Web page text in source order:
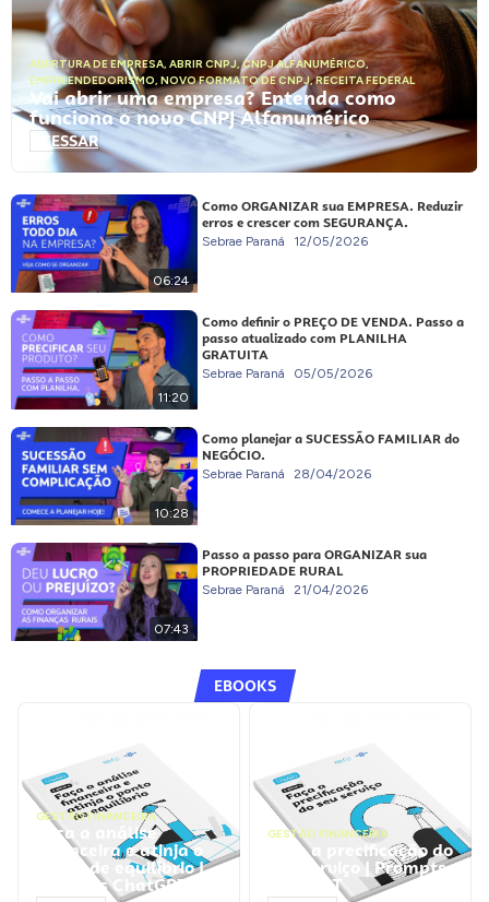
ABERTURA DE EMPRESA, ABRIR CNPJ,CNPJ ALFANUMÉRICO,
EMPREENDEDORISMO, NOVO FORMATO DE CNPJ,RECEITA FEDERAL
Vai abrir uma empresa? Entenda como
funciona o novo CNPJ Alfanumérico
ACESSAR
06:24
Como ORGANIZAR sua EMPRESA. Reduzir
erros e crescer com SEGURANÇA.
Sebrae Paraná 12/05/2026
11:20
Como definir o PREÇO DE VENDA. Passo a
passo atualizado com PLANILHA
GRATUITA
Sebrae Paraná 05/05/2026
10:28
Como planejar a SUCESSÃO FAMILIAR do
NEGÓCIO.
Sebrae Paraná 28/04/2026
07:43
Passo a passo para ORGANIZAR sua
PROPRIEDADE RURAL
Sebrae Paraná 21/04/2026
EBOOKS
GESTÃO FINANCEIRA
Faça a análise
financeira e atinja o
ponto de equilíbrio |
Prompts ChatGPT
GESTÃO FINANCEIRA
Faça a precificação do
seu serviço | Prompts
ChatGPT